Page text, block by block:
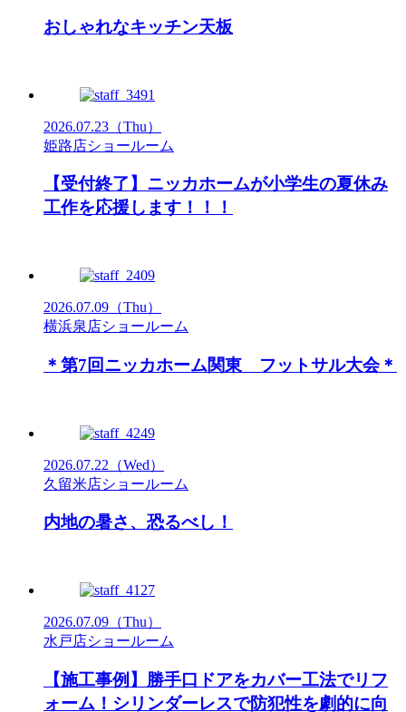
おしゃれなキッチン天板
2026.07.23 （Thu）
姫路店ショールーム
【受付終了】ニッカホームが小学生の夏休み
工作を応援します！！！
2026.07.09 （Thu）
横浜泉店ショールーム
＊第7回ニッカホーム関東 フットサル大会＊
2026.07.22 （Wed）
久留米店ショールーム
内地の暑さ、恐るべし！
2026.07.09 （Thu）
水戸店ショールーム
【施工事例】勝手口ドアをカバー工法でリフ
ォーム！シリンダーレスで防犯性を劇的に向